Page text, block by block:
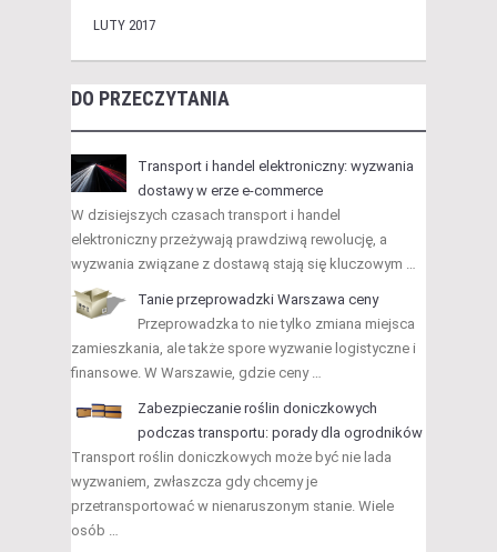
LUTY 2017
DO PRZECZYTANIA
Transport i handel elektroniczny: wyzwania
dostawy w erze e-commerce
W dzisiejszych czasach transport i handel
elektroniczny przeżywają prawdziwą rewolucję, a
wyzwania związane z dostawą stają się kluczowym …
Tanie przeprowadzki Warszawa ceny
Przeprowadzka to nie tylko zmiana miejsca
zamieszkania, ale także spore wyzwanie logistyczne i
finansowe. W Warszawie, gdzie ceny …
Zabezpieczanie roślin doniczkowych
podczas transportu: porady dla ogrodników
Transport roślin doniczkowych może być nie lada
wyzwaniem, zwłaszcza gdy chcemy je
przetransportować w nienaruszonym stanie. Wiele
osób …